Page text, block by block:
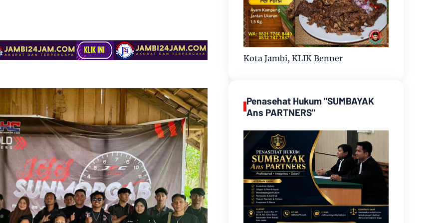
Kota Jambi, KLIK Benner
Penasehat Hukum "SUMBAYAK
Ans PARTNERS"